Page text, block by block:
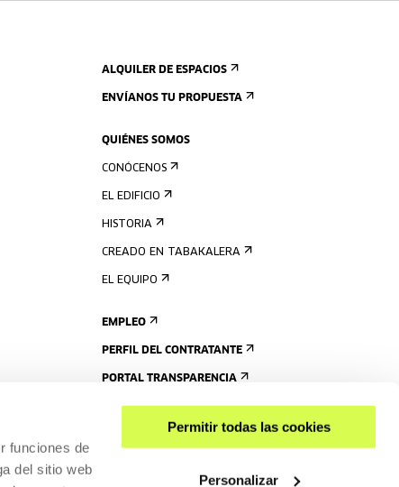
funciones de
del sitio web
Permitir todas las cookies
Personalizar
ALQUILER DE ESPACIOS
ENVÍANOS TU PROPUESTA
QUIÉNES SOMOS
CONÓCENOS
EL EDIFICIO
HISTORIA
CREADO EN TABAKALERA
EL EQUIPO
EMPLEO
PERFIL DEL CONTRATANTE
PORTAL TRANSPARENCIA